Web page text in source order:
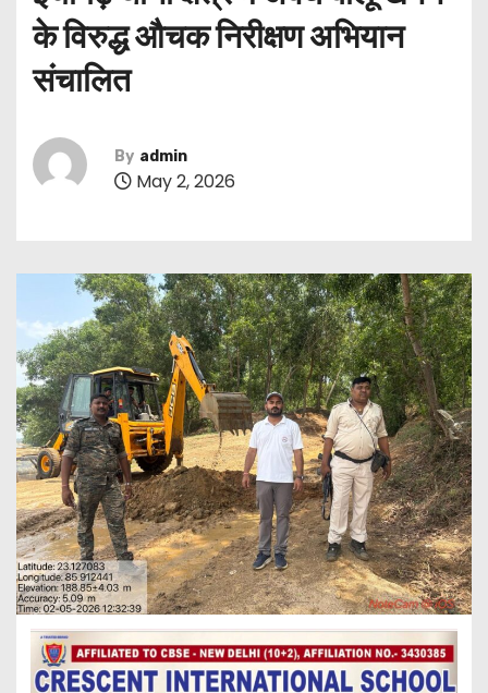
के विरुद्ध औचक निरीक्षण अभियान
संचालित
By admin
May 2, 2026